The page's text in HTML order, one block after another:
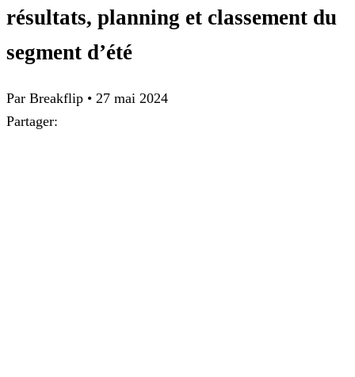
résultats, planning et classement du
segment d’été
Par Breakflip • 27 mai 2024
Partager: